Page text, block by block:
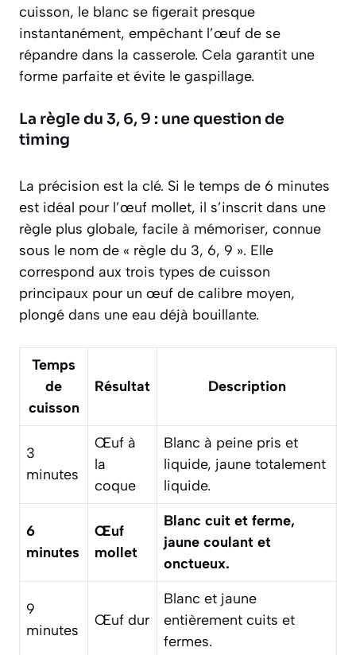
cuisson, le blanc se figerait presque
instantanément, empêchant l’œuf de se
répandre dans la casserole. Cela garantit une
forme parfaite et évite le gaspillage.
La règle du 3, 6, 9 : une question de
timing
La précision est la clé. Si le temps de 6 minutes
est idéal pour l’œuf mollet, il s’inscrit dans une
règle plus globale, facile à mémoriser, connue
sous le nom de « règle du 3, 6, 9 ». Elle
correspond aux trois types de cuisson
principaux pour un œuf de calibre moyen,
plongé dans une eau déjà bouillante.
Temps
de
cuisson
Résultat Description
3
minutes
Œuf à
la
coque
Blanc à peine pris et
liquide, jaune totalement
liquide.
6
minutes
Œuf
mollet
Blanc cuit et ferme,
jaune coulant et
onctueux.
9
minutes
Œuf dur
Blanc et jaune
entièrement cuits et
fermes.